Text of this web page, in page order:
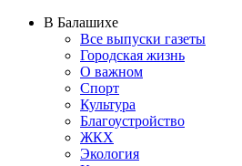
В Балашихе
Все выпуски газеты
Городская жизнь
О важном
Спорт
Культура
Благоустройство
ЖКХ
Экология